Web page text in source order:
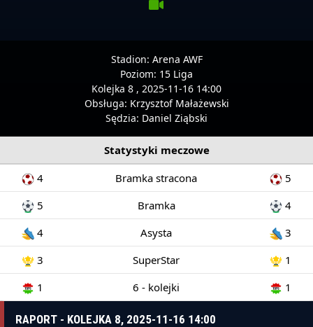
Stadion: Arena AWF
Poziom: 15 Liga
Kolejka 8 , 2025-11-16 14:00
Obsługa: Krzysztof Małażewski
Sędzia: Daniel Ziąbski
Statystyki meczowe
4
Bramka stracona
5
5
Bramka
4
4
Asysta
3
3
SuperStar
1
1
6 - kolejki 1
RAPORT - KOLEJKA 8, 2025-11-16 14:00